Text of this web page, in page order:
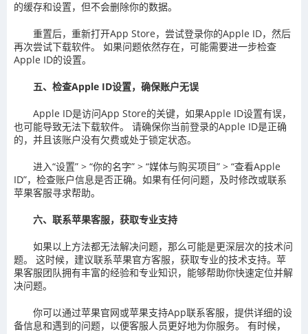
的缓存和设置，但不会删除你的数据。
重置后，重新打开App Store，尝试登录你的Apple ID，然后
再次尝试下载软件。 如果问题依然存在，可能需要进一步检查
Apple ID的设置。
五、检查Apple ID设置，确保账户无误
Apple ID是访问App Store的关键，如果Apple ID设置有误，
也可能导致无法下载软件。 请确保你当前登录的Apple ID是正确
的，并且该账户没有欠费或处于锁定状态。
进入“设置” > “你的名字” > “媒体与购买项目” > “查看Apple
ID”，检查账户信息是否正确。如果有任何问题，及时修改或联系
苹果客服寻求帮助。
六、联系苹果客服，获取专业支持
如果以上方法都无法解决问题，那么可能是更深层次的技术问
题。 这时候，建议联系苹果官方客服，获取专业的技术支持。苹
果客服团队拥有丰富的经验和专业知识，能够帮助你快速定位并解
决问题。
你可以通过苹果官网或苹果支持App联系客服，提供详细的设
备信息和遇到的问题，以便客服人员更好地为你服务。 有时候，